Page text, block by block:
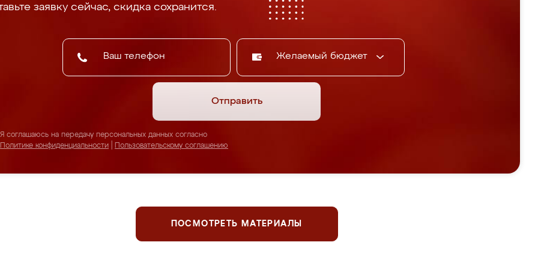
заявку сейчас, скидка сохранится.
Желаемый бюджет
Отправить
Я соглашаюсь на передачу персональных данных согласно
Политике конфиденциальности
Пользовательскому соглашению
ПОСМОТРЕТЬ МАТЕРИАЛЫ